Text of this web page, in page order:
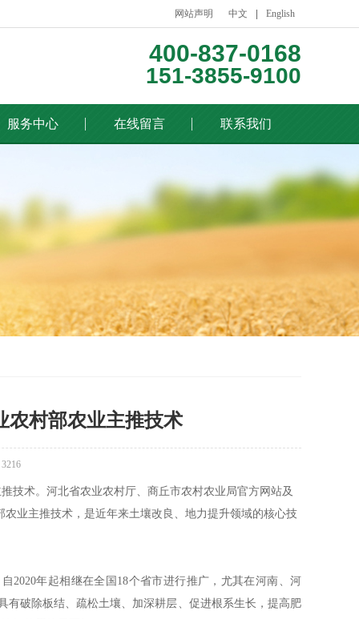
网站声明 中文 English
400-837-0168
151-3855-9100
服务中心 在线留言 联系我们
农村部农业主推技术
3216
技术。河北省农业农村厅、商丘市农村农业局官方网站及
业主推技术，是近年来土壤改良、地力提升领域的核心技
2020年起相继在全国18个省市进行推广，尤其在河南、河
有破除板结、疏松土壤、加深耕层、促进根系生长，提高肥